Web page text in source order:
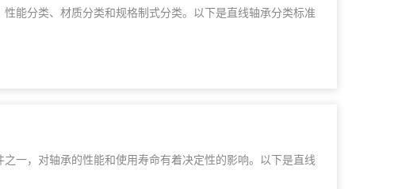
能分类、材质分类和规格制式分类。以下是直线轴承分类标准
一，对轴承的性能和使用寿命有着决定性的影响。以下是直线